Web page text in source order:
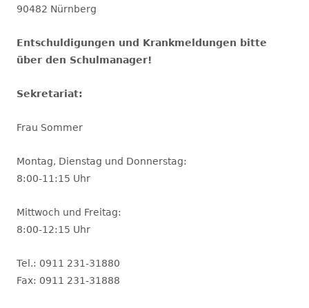
90482 Nürnberg
Entschuldigungen und Krankmeldungen bitte
über den Schulmanager!
Sekretariat:
Frau Sommer
Montag, Dienstag und Donnerstag:
8:00-11:15 Uhr
Mittwoch und Freitag:
8:00-12:15 Uhr
Tel.: 0911 231-31880
Fax: 0911 231-31888